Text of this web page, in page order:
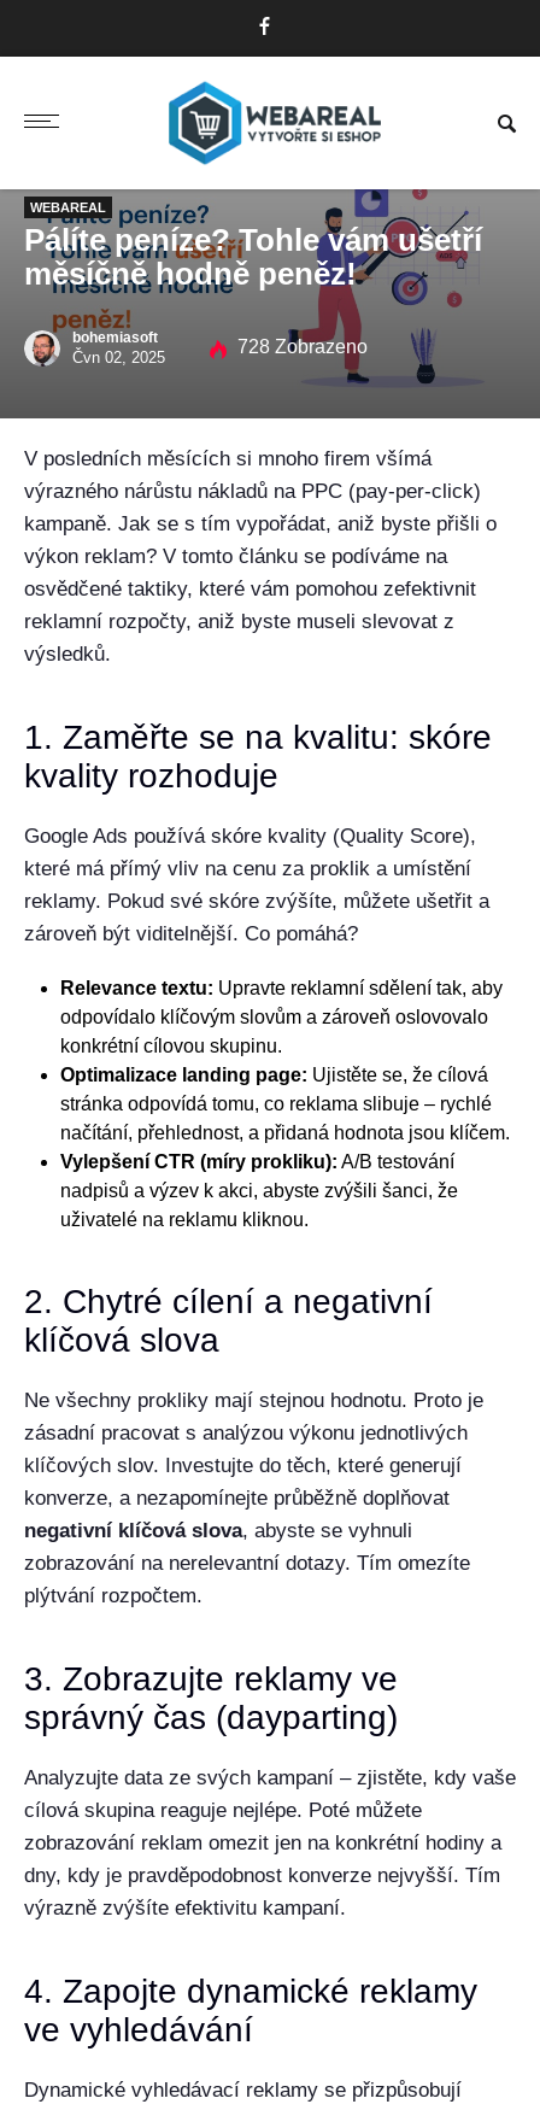
WEBAREAL
Pálíte peníze? Tohle vám ušetří
měsíčně hodně peněz!
bohemiasoft
Čvn 02, 2025
728 Zobrazeno
V posledních měsících si mnoho firem všímá
výrazného nárůstu nákladů na PPC (pay-per-click)
kampaně. Jak se s tím vypořádat, aniž byste přišli o
výkon reklam? V tomto článku se podíváme na
osvědčené taktiky, které vám pomohou zefektivnit
reklamní rozpočty, aniž byste museli slevovat z
výsledků.
1. Zaměřte se na kvalitu: skóre
kvality rozhoduje
Google Ads používá skóre kvality (Quality Score),
které má přímý vliv na cenu za proklik a umístění
reklamy. Pokud své skóre zvýšíte, můžete ušetřit a
zároveň být viditelnější. Co pomáhá?
Relevance textu: Upravte reklamní sdělení tak, aby
odpovídalo klíčovým slovům a zároveň oslovovalo
konkrétní cílovou skupinu.
Optimalizace landing page: Ujistěte se, že cílová
stránka odpovídá tomu, co reklama slibuje – rychlé
načítání, přehlednost, a přidaná hodnota jsou klíčem.
Vylepšení CTR (míry prokliku): A/B testování
nadpisů a výzev k akci, abyste zvýšili šanci, že
uživatelé na reklamu kliknou.
2. Chytré cílení a negativní
klíčová slova
Ne všechny prokliky mají stejnou hodnotu. Proto je
zásadní pracovat s analýzou výkonu jednotlivých
klíčových slov. Investujte do těch, které generují
konverze, a nezapomínejte průběžně doplňovat
negativní klíčová slova, abyste se vyhnuli
zobrazování na nerelevantní dotazy. Tím omezíte
plýtvání rozpočtem.
3. Zobrazujte reklamy ve
správný čas (dayparting)
Analyzujte data ze svých kampaní – zjistěte, kdy vaše
cílová skupina reaguje nejlépe. Poté můžete
zobrazování reklam omezit jen na konkrétní hodiny a
dny, kdy je pravděpodobnost konverze nejvyšší. Tím
výrazně zvýšíte efektivitu kampaní.
4. Zapojte dynamické reklamy
ve vyhledávání
Dynamické vyhledávací reklamy se přizpůsobují